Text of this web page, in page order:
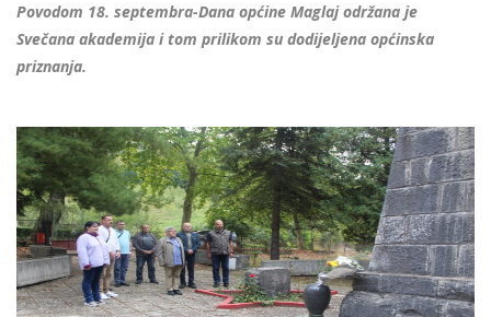
Povodom 18. septembra-Dana općine Maglaj održana je
Svečana akademija i tom prilikom su dodijeljena općinska
priznanja.
...
Više...